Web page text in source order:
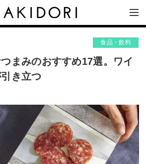
食品・飲料
まみのおすすめ17選。ワイ
き立つ